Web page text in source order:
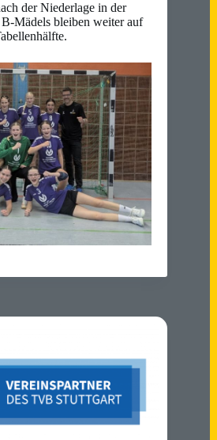
der Niederlage in der
Mädels bleiben weiter auf